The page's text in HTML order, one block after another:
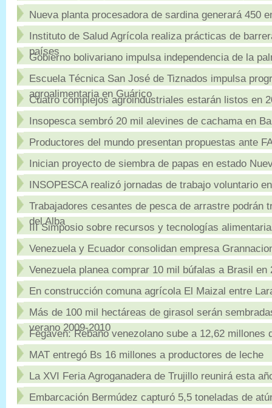
Nueva planta procesadora de sardina generará 450
Instituto de Salud Agrícola realiza prácticas de
países
Gobierno bolivariano impulsa independencia de la
Escuela Técnica San José de Tiznados impulsa
agroalimentaria en Guárico
Cuatro complejos agroindustriales estarán listos en
Insopesca sembró 20 mil alevines de cachama en
Productores del mundo presentan propuestas ante
Inician proyecto de siembra de papas en estado
INSOPESCA realizó jornadas de trabajo voluntario
Trabajadores cesantes de pesca de arrastre podrán
del Alba
III Simposio sobre recursos y tecnologías
Venezuela y Ecuador consolidan empresa
Venezuela planea comprar 10 mil búfalas a Brasil en
En construcción comuna agrícola El Maizal entre
Más de 100 mil hectáreas de girasol serán
verano 2009-2010
Fegaven: Rebaño venezolano sube a 12,62 millones
MAT entregó Bs 16 millones a productores de leche
La XVI Feria Agroganadera de Trujillo reunirá esta
Embarcación Bermúdez capturó 5,5 toneladas de